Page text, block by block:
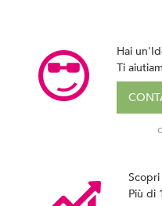
Hai
Ti
Più di
Motori di Ricerca, in
Come